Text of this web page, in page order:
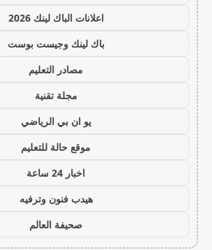
اعلانات الباك لينك 2026
باك لينك وجيست بوست
مصادر التعليم
مجلة تقنية
يو ان بي الرياضي
موقع حالة للتعليم
اخبار 24 ساعة
هيدب فنون وترفيه
صحيفة العالم